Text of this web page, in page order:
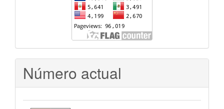
Número actual